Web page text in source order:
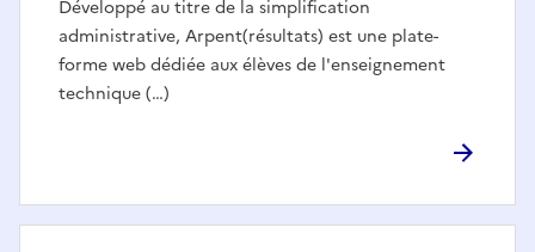
Développé au titre de la simplification
administrative, Arpent(résultats) est une plate-
forme web dédiée aux élèves de l'enseignement
technique (…)